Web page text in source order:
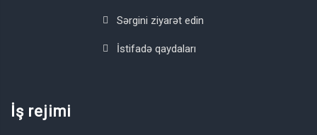
Sərgini ziyarət edin
İstifadə qaydaları
İş rejimi